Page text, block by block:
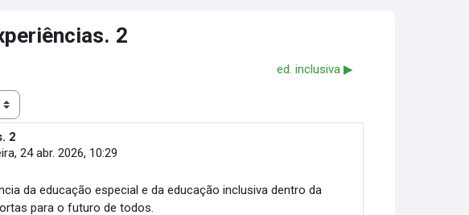
2
ed. inclusiva ▶︎
2
24 abr. 2026, 10:29
da educação especial e da educação inclusiva dentro da
para o futuro de todos.